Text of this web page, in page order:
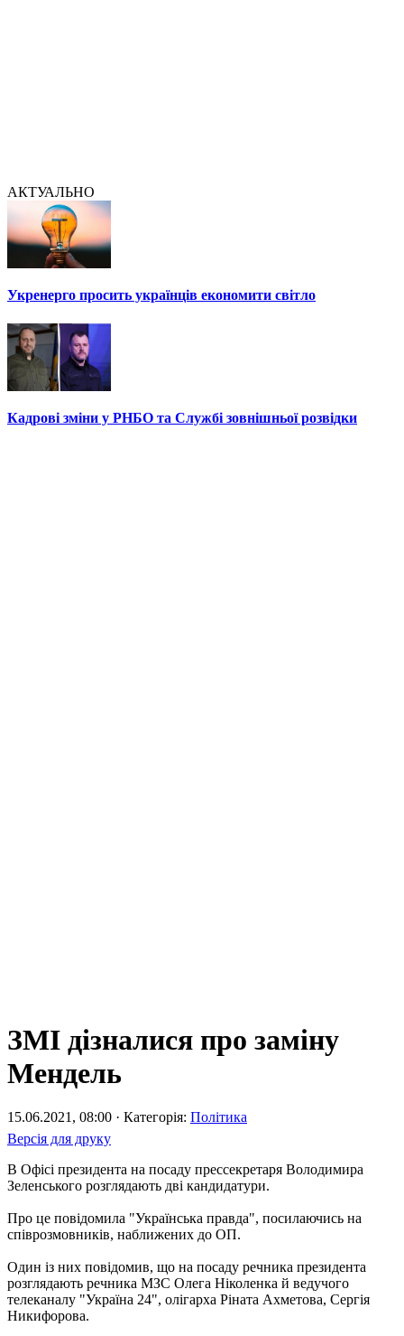
АКТУАЛЬНО
Укренерго просить українців економити світло
Кадрові зміни у РНБО та Службі зовнішньої розвідки
ЗМІ дізналися про заміну
Мендель
15.06.2021, 08:00 · Категорія: Політика
Версія для друку
В Офісі президента на посаду прессекретаря Володимира
Зеленського розглядають дві кандидатури.
Про це повідомила "Українська правда", посилаючись на
співрозмовників, наближених до ОП.
Один із них повідомив, що на посаду речника президента
розглядають речника МЗС Олега Ніколенка й ведучого
телеканалу "Україна 24", олігарха Ріната Ахметова, Сергія
Никифорова.